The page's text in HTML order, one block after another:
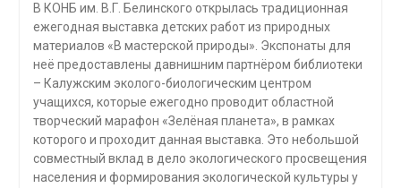
В КОНБ им. В.Г. Белинского открылась традиционная
ежегодная выставка детских работ из природных
материалов «В мастерской природы». Экспонаты для
неё предоставлены давнишним партнёром библиотеки
– Калужским эколого-биологическим центром
учащихся, которые ежегодно проводит областной
творческий марафон «Зелёная планета», в рамках
которого и проходит данная выставка. Это небольшой
совместный вклад в дело экологического просвещения
населения и формирования экологической культуры у